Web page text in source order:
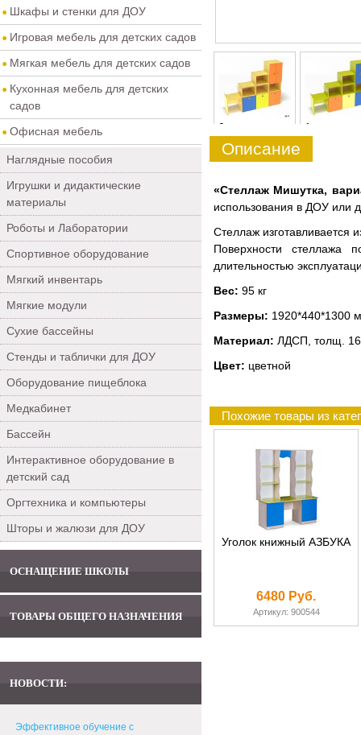
Шкафы и стенки для ДОУ
Игровая мебель для детских садов
Мягкая мебель для детских садов
Кухонная мебель для детских
садов
Офисная мебель
Наглядные пособия
Игрушки и дидактические
материалы
Роботы и Лаборатории
Спортивное оборудование
Мягкий инвентарь
Мягкие модули
Сухие бассейны
Стенды и таблички для ДОУ
Оборудование пищеблока
Медкабинет
Бассейн
Интерактивное оборудование в
детский сад
Оргтехника и компьютеры
Шторы и жалюзи для ДОУ
ОСНАЩЕНИЕ ШКОЛЫ
ТОВАРЫ ОБЩЕГО НАЗНАЧЕНИЯ
НОВОСТИ:
Эффективное обучение с
0 1
Описание
«Стеллаж Мишутка,
использования в ДОУ или
Стеллаж изготавливается
Поверхности стеллажа
длительностью
Вес: 95 кг
Размеры: 1920*440*1300
Материал: ЛДСП, толщ.
Цвет: цветной
Похожие товары из
Уголок книжный АЗБУКА
6480 Руб.
Артикул: 900544